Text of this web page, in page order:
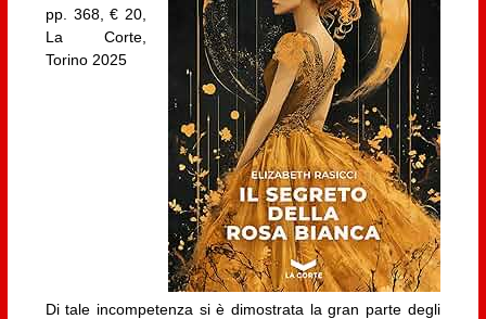
pp. 368, € 20,
La Corte,
Torino 2025
Di tale incompetenza si è dimostrata la gran parte degli